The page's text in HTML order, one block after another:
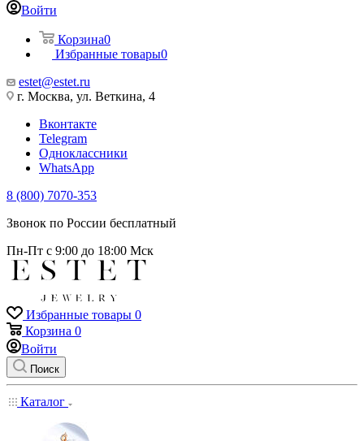
Войти
Корзина0
Избранные товары0
estet@estet.ru
г. Москва, ул. Веткина, 4
Вконтакте
Telegram
Одноклассники
WhatsApp
8 (800) 7070-353
Звонок по России бесплатный
Пн-Пт с 9:00 до 18:00 Мск
Избранные товары 0
Корзина 0
Войти
Поиск
Каталог